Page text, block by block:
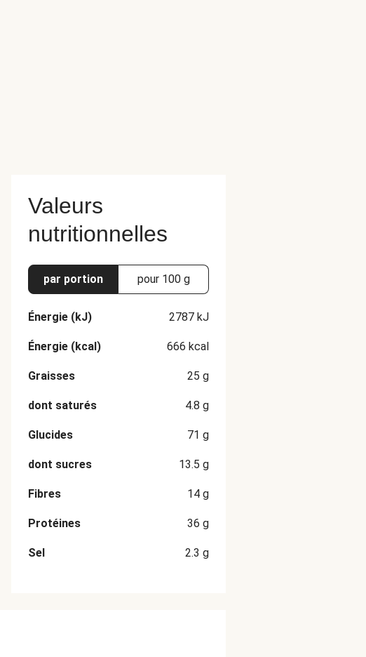
Valeurs
nutritionnelles
par portion pour 100 g
Énergie (kJ) 2787 kJ
Énergie (kcal) 666 kcal
Graisses 25 g
dont saturés 4.8 g
Glucides 71 g
dont sucres 13.5 g
Fibres 14 g
Protéines 36 g
Sel 2.3 g